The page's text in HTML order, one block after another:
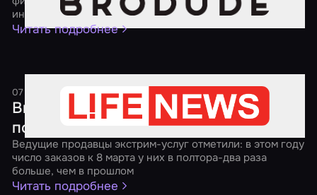
интерес
Читать подробнее
07 марта 2017 2 минуты
Вместо цветов — избить мужа. Какие
подарки в тренде на 8 Марта
Ведущие продавцы экстрим-услуг отметили: в этом году
число заказов к 8 марта у них в полтора-два раза
больше, чем в прошлом
Читать подробнее